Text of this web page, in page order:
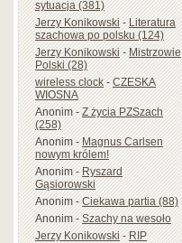
sytuacja (381)
Jerzy Konikowski-Literatura
szachowa po polsku (124)
Jerzy Konikowski-Mistrzowie
Polski (28)
wireless clock-CZESKA
WIOSNA
Anonim-Z życia PZSzach
(258)
Anonim-Magnus Carlsen
nowym królem!
Anonim-Ryszard
Gąsiorowski
Anonim-Ciekawa partia (88)
Anonim-Szachy na wesoło
Jerzy Konikowski-RIP